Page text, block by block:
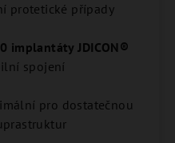
protetické případy
implantáty JDICON®
spojení
pro dostatečnou